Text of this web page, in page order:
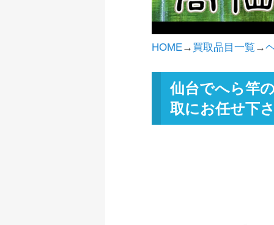
HOME→ 買取品目一覧 →
仙台でへら竿
取にお任せ下